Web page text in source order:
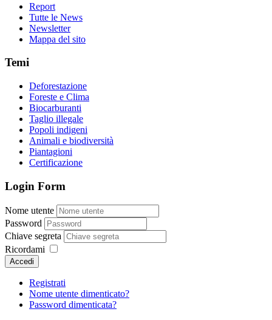
Report
Tutte le News
Newsletter
Mappa del sito
Temi
Deforestazione
Foreste e Clima
Biocarburanti
Taglio illegale
Popoli indigeni
Animali e biodiversità
Piantagioni
Certificazione
Login Form
Nome utente
Password
Chiave segreta
Ricordami
Accedi
Registrati
Nome utente dimenticato?
Password dimenticata?